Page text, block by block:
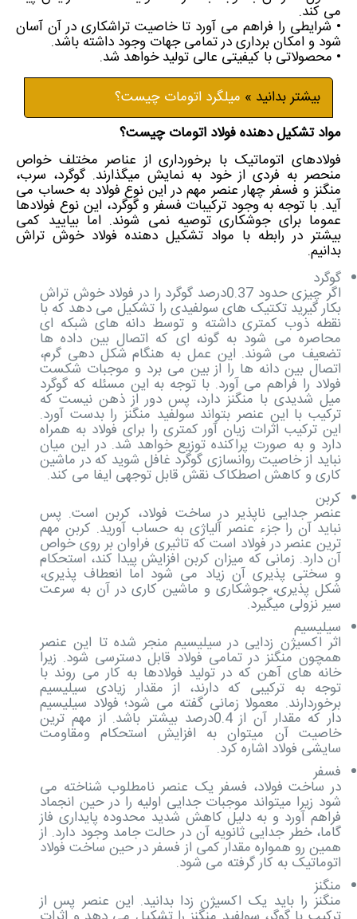
می کند.
• شرایطی را فراهم می آورد تا خاصیت تراشکاری در آن آسان
شود و امکان برداری در تمامی جهات وجود داشته باشد.
• محصولاتی با کیفیتی عالی تولید خواهد شد.
بیشتر بدانید » میلگرد اتومات چیست؟
مواد تشکیل دهنده فولاد اتومات چیست؟
فولادهای اتوماتیک با برخورداری از عناصر مختلف خواص
منحصر به فردی از خود به نمایش میگذارند. گوگرد، سرب،
منگنز و فسفر چهار عنصر مهم در این نوع فولاد به حساب می
آید. با توجه به وجود ترکیبات فسفر و گوگرد، این نوع فولادها
عموما برای جوشکاری توصیه نمی شوند. اما بیایید کمی
بیشتر در رابطه با مواد تشکیل دهنده فولاد خوش تراش
بدانیم.
گوگرد
اگر چیزی حدود 0.37درصد گوگرد را در فولاد خوش تراش
بکار گیرید تکتیک های سولفیدی را تشکیل می دهد که با
نقطه ذوب کمتری داشته و توسط دانه های شبکه ای
محاصره می شود به گونه ای که اتصال بین داده ها
تضعیف می شوند. این عمل به هنگام شکل دهی گرم،
اتصال بین دانه ها را از بین می برد و موجبات شکست
فولاد را فراهم می آورد. با توجه به این مسئله که گوگرد
میل شدیدی با منگنز دارد، پس دور از ذهن نیست که
ترکیب با این عنصر بتواند سولفید منگنز را بدست آورد.
این ترکیب اثرات زیان آور کمتری را برای فولاد به همراه
دارد و به صورت پراکنده توزیع خواهد شد. در این میان
نباید از خاصیت روانسازی گوگرد غافل شوید که در ماشین
کاری و کاهش اصطکاک نقش قابل توجهی ایفا می کند.
کربن
عنصر جدایی ناپذیر در ساخت فولاد، کربن است. پس
نباید آن را جزء عنصر آلیاژی به حساب آورید. کربن مهم
ترین عنصر در فولاد است که تاثیری فراوان بر روی خواص
آن دارد. زمانی که میزان کربن افزایش پیدا کند، استحکام
و سختی پذیری آن زیاد می شود اما انعطاف پذیری،
شکل پذیری، جوشکاری و ماشین کاری در آن به سرعت
سیر نزولی میگیرد.
سیلیسیم
اثر اکسیژن زدایی در سیلیسیم منجر شده تا این عنصر
همچون منگنز در تمامی فولاد قابل دسترسی شود. زیرا
خانه های آهن که در تولید فولادها به کار می روند با
توجه به ترکیبی که دارند، از مقدار زیادی سیلیسیم
برخوردارند. معمولا زمانی گفته می شود؛ فولاد سیلیسیم
دار که مقدار آن از 0.4درصد بیشتر باشد. از مهم ترین
خاصیت آن میتوان به افزایش استحکام ومقاومت
سایشی فولاد اشاره کرد.
فسفر
در ساخت فولاد، فسفر یک عنصر نامطلوب شناخته می
شود زیرا میتواند موجبات جدایی اولیه را در حین انجماد
فراهم آورد و به دلیل کاهش شدید محدوده پایداری فاز
گاما، خطر جدایی ثانویه آن در حالت جامد وجود دارد. از
همین رو همواره مقدار کمی از فسفر در حین ساخت فولاد
اتوماتیک به کار گرفته می شود.
منگنز
منگنز را باید یک اکسیژن زدا بدانید. این عنصر پس از